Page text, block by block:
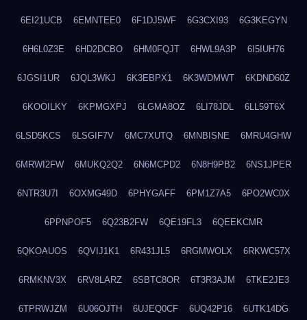
6EI21UCB 6EMNTEE0 6F1DJ5WF 6G3CXI93 6G3KEGYN
6H6L0Z3E 6HD2DCBO 6HM0FQJT 6HWL9A3P 6I5IUH76
6JGSI1UR 6JQL3WKJ 6K3EBPX1 6K3WDMWT 6KDND60Z
6KOOILKY 6KPMGXPJ 6LGMA8OZ 6LI78JDL 6LL59T6X
6LSD5KCS 6LSGIF7V 6MC7XUTQ 6MNBISNE 6MRU4GHW
6MRWI2FW 6MUKQ2Q2 6N6MCPD2 6N8H9PB2 6NS1JPER
6NTR3U7I 6OXMG49D 6PHYGAFF 6PM1Z7A5 6PO2WC0X
6PPNPOF5 6Q23B2FW 6QE19FL3 6QEEKCMR
6QKOAUOS 6QVIJ1K1 6R431JL5 6RGMWOLX 6RKWC57X
6RMKNV3X 6RV8LARZ 6SBTC8OR 6T3R3AJM 6TKE2JE3
6TPRWJZM 6U06OJTH 6UJEQ0CF 6UQ42P16 6UTK14DG